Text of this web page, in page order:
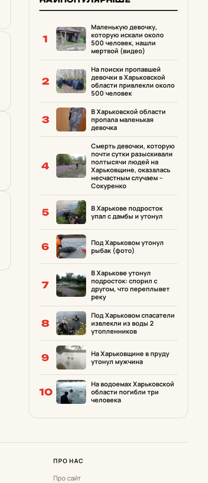
1
Маленькую девочку,
которую искали около
500 человек, нашли
мертвой (видео)
2
На поиски пропавшей
девочки в Харьковской
области привлекли около
500 человек
3
В Харьковской области
пропала маленькая
девочка
4
Смерть девочки, которую
почти сутки разыскивали
полтысячи людей на
Харьковщине, оказалась
несчастным случаем –
Сокуренко
5
В Харькове подросток
упал с дамбы и утонул
6
Под Харьковом утонул
рыбак (фото)
7
В Харькове утонул
подросток: спорил с
другом, что переплывет
реку
8
Под Харьковом спасатели
извлекли из воды 2
утопленников
9
На Харьковщине в пруду
утонул мужчина
10
На водоемах Харьковской
области погибли три
человека
ПРО НАС
Про сайт